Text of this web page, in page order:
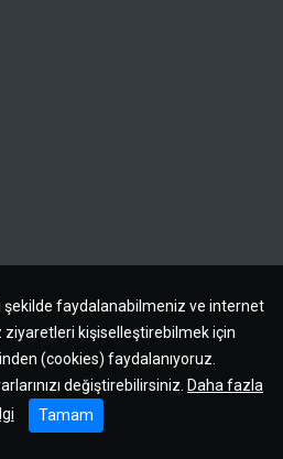
faydalanabilmeniz ve internet
ziyaretleri kişiselleştirebilmek için
(cookies) faydalanıyoruz.
değiştirebilirsiniz. Daha fazla
Tamam